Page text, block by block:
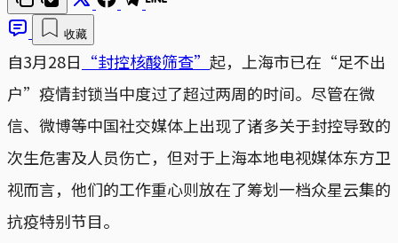
收藏
自3月28日 “封控核酸筛查” 起，上海市已在“足不出
户”疫情封锁当中度过了超过两周的时间。尽管在微
信、微博等中国社交媒体上出现了诸多关于封控导致的
次生危害及人员伤亡，但对于上海本地电视媒体东方卫
视而言，他们的工作重心则放在了筹划一档众星云集的
抗疫特别节目。